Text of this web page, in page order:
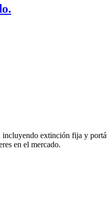
extinción fija y
en el mercado.